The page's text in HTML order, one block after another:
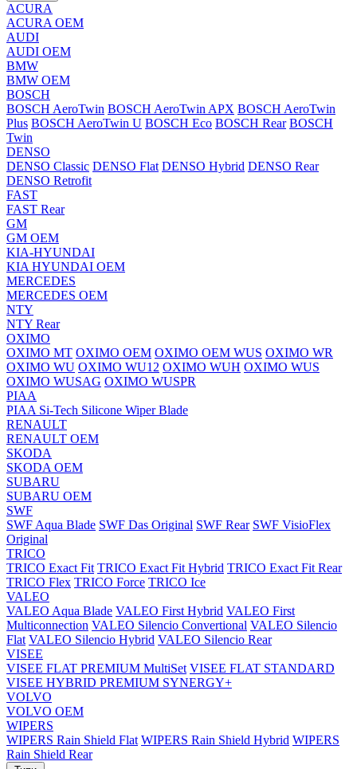
ACURA
ACURA OEM
AUDI
AUDI OEM
BMW
BMW OEM
BOSCH
BOSCH AeroTwin BOSCH AeroTwin APX BOSCH AeroTwin
Plus BOSCH AeroTwin U BOSCH Eco BOSCH Rear BOSCH
Twin
DENSO
DENSO Classic DENSO Flat DENSO Hybrid DENSO Rear
DENSO Retrofit
FAST
FAST Rear
GM
GM OEM
KIA-HYUNDAI
KIA HYUNDAI OEM
MERCEDES
MERCEDES OEM
NTY
NTY Rear
OXIMO
OXIMO MT OXIMO OEM OXIMO OEM WUS OXIMO WR
OXIMO WU OXIMO WU12 OXIMO WUH OXIMO WUS
OXIMO WUSAG OXIMO WUSPR
PIAA
PIAA Si-Tech Silicone Wiper Blade
RENAULT
RENAULT OEM
SKODA
SKODA OEM
SUBARU
SUBARU OEM
SWF
SWF Aqua Blade SWF Das Original SWF Rear SWF VisioFlex
Original
TRICO
TRICO Exact Fit TRICO Exact Fit Hybrid TRICO Exact Fit Rear
TRICO Flex TRICO Force TRICO Ice
VALEO
VALEO Aqua Blade VALEO First Hybrid VALEO First
Multiconnection VALEO Silencio Convertional VALEO Silencio
Flat VALEO Silencio Hybrid VALEO Silencio Rear
VISEE
VISEE FLAT PREMIUM MultiSet VISEE FLAT STANDARD
VISEE HYBRID PREMIUM SYNERGY+
VOLVO
VOLVO OEM
WIPERS
WIPERS Rain Shield Flat WIPERS Rain Shield Hybrid WIPERS
Rain Shield Rear